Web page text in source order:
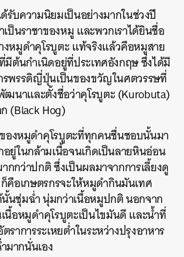
รับความนิยมเป็นอย่างมากในช่วงปี
ป็นราชาของหมูและพวกเราได้ยินชื่อ
หมูดำคุโรบูตะแท้จริงแล้วคือหมูสาย
มีต้นกำเนิดอยู่ที่ประเทศอังกฤษซึ่งได้มี
พรรดิญี่ปุ่นเป็นของขวัญในศตวรรษที่
นาและตั้งชื่อว่าคุโรบูตะ(Kurobuta)
(Black Hog)
องหมูดำคุโรบูตะที่ทุกคนชื่นชอบนั้นมา
ยู่ในกล้ามเนื้อจนเกิดเป็นลายหินอ่อน
กกว่าปกติซึ่งเป็นผลมาจากการเลี้ยงดู
คือเกษตรกรจะให้หมูดำกินมันเทศ
นชุ่มฉ่ำนุ่มกว่าเนื้อหมูปกตินอกจาก
นื้อหมูดำคุโรบูตะเป็นไขมันดีและน้ำที่
าการระเหยต่ำในระหว่างปรุงอาหาร
มากนั่นเอง